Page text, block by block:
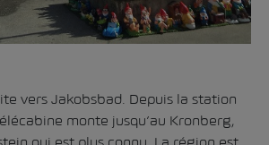
vers Jakobsbad. Depuis la station
monte jusqu’au Kronberg,
qui est plus connu. La région est